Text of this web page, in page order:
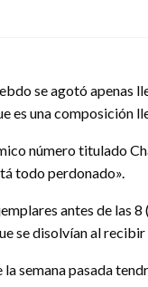
se agotó apenas
es una composición
número titulado
todo perdonado».
antes de las
se disolvían al
pasada